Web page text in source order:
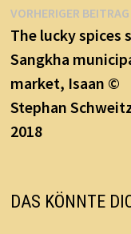
VORHERIGER BEITRAG
The lucky spices
Sangkha
market, Isaan ©
Stephan
2018
DAS KÖNNTE